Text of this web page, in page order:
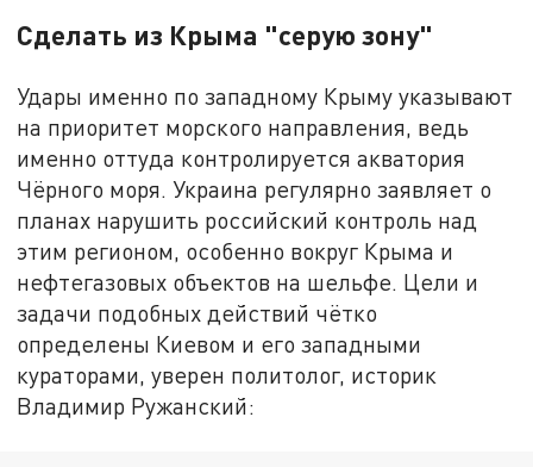
Сделать из Крыма "серую зону"
Удары именно по западному Крыму указывают
на приоритет морского направления, ведь
именно оттуда контролируется акватория
Чёрного моря. Украина регулярно заявляет о
планах нарушить российский контроль над
этим регионом, особенно вокруг Крыма и
нефтегазовых объектов на шельфе. Цели и
задачи подобных действий чётко
определены Киевом и его западными
кураторами, уверен политолог, историк
Владимир Ружанский: